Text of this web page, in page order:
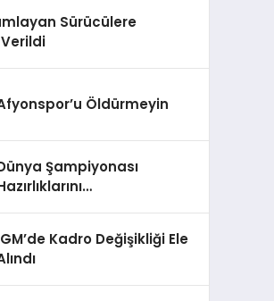
Sürücülere
Öldürmeyin
Şampiyonası
Kadro Değişikliği Ele